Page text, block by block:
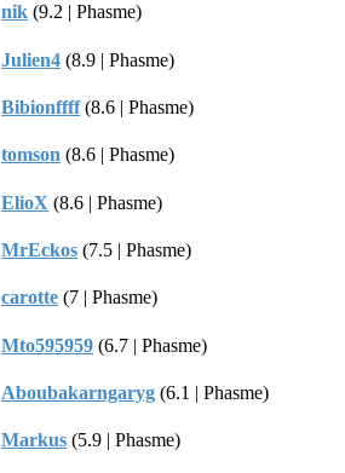
nik (9.2 | Phasme)
Julien4 (8.9 | Phasme)
Bibionffff (8.6 | Phasme)
tomson (8.6 | Phasme)
ElioX (8.6 | Phasme)
MrEckos (7.5 | Phasme)
carotte (7 | Phasme)
Mto595959 (6.7 | Phasme)
Aboubakarngaryg (6.1 | Phasme)
Markus (5.9 | Phasme)